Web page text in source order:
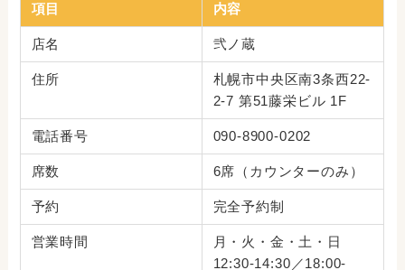
項目 内容
店名 弐ノ蔵
住所
札幌市中央区南3条西22-
2-7 第51藤栄ビル 1F
電話番号 090-8900-0202
席数 6席（カウンターのみ）
予約 完全予約制
営業時間
月・火・金・土・日
12:30-14:30／18:00-